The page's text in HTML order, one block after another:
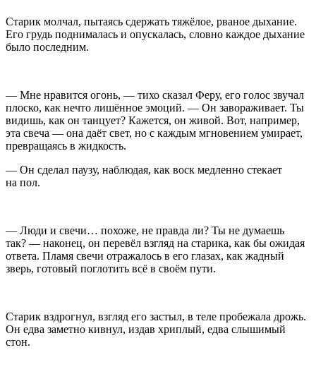
Старик молчал, пытаясь сдержать тяжёлое, рваное дыхание.
Его грудь поднималась и опускалась, словно каждое дыхание
было последним.
— Мне нравится огонь, — тихо сказал Феру, его голос звучал
плоско, как нечто лишённое эмоций. — Он завораживает. Ты
видишь, как он танцует? Кажется, он живой. Вот, например,
эта свеча — она даёт свет, но с каждым мгновением умирает,
превращаясь в жидкость.
— Он сделал паузу, наблюдая, как воск медленно стекает
на пол.
— Люди и свечи… похоже, не правда ли? Ты не думаешь
так? — наконец, он перевёл взгляд на старика, как бы ожидая
ответа. Пламя свечи отражалось в его глазах, как жадный
зверь, готовый поглотить всё в своём пути.
Старик вздрогнул, взгляд его застыл, в теле пробежала дрожь.
Он едва заметно кивнул, издав хриплый, едва слышимый
стон.